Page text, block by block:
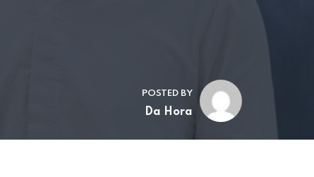
POSTED BY
Da Hora